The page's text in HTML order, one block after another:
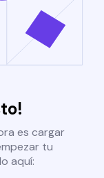
es cargar
tu
aquí: